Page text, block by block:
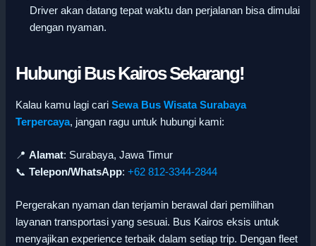
Driver akan datang tepat waktu dan perjalanan bisa dimulai
dengan nyaman.
Hubungi Bus Kairos Sekarang!
Kalau kamu lagi cariSewa Bus Wisata Surabaya
Terpercaya, jangan ragu untuk hubungi kami:
📍Alamat: Surabaya, Jawa Timur
📞Telepon/WhatsApp:+62 812-3344-2844
Pergerakan nyaman dan terjamin berawal dari pemilihan
layanan transportasi yang sesuai. Bus Kairos eksis untuk
menyajikan experience terbaik dalam setiap trip. Dengan fleet